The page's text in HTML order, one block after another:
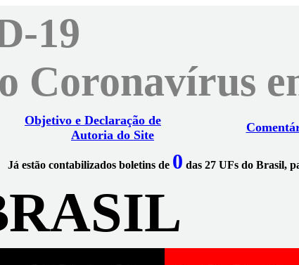
19
Coronavírus
Objetivo e Declaração de
Autoria do Site
Já estão contabilizados boletins de 0 das 27 UFs do Brasil,